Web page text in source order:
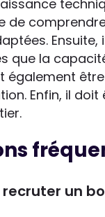
de
que la
également
Enfin, il
un